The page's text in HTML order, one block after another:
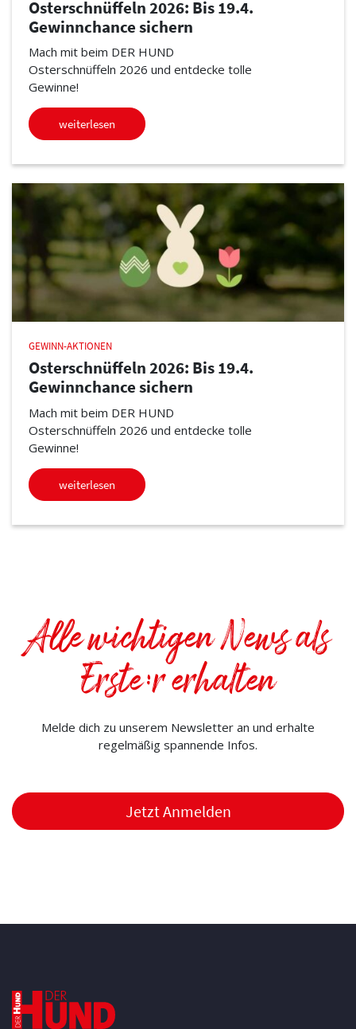
Osterschnüffeln 2026: Bis 19.4.
Gewinnchance sichern
Mach mit beim DER HUND
Osterschnüffeln 2026 und entdecke tolle
Gewinne!
weiterlesen
GEWINN-AKTIONEN
Osterschnüffeln 2026: Bis 19.4.
Gewinnchance sichern
Mach mit beim DER HUND
Osterschnüffeln 2026 und entdecke tolle
Gewinne!
weiterlesen
Alle wichtigen News als
Erste:r erhalten
Melde dich zu unserem Newsletter an und erhalte
regelmäßig spannende Infos.
Jetzt Anmelden